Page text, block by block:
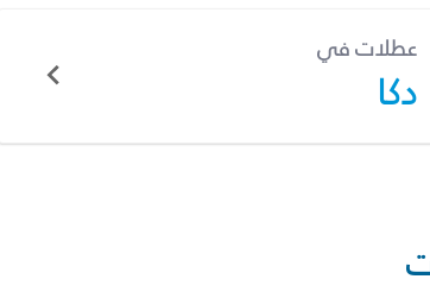
عطلات في
دكا